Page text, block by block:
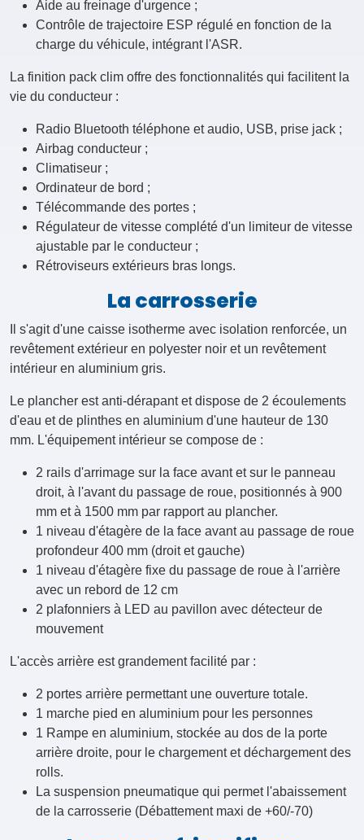
Contrôle de trajectoire ESP régulé en fonction de la
charge du véhicule, intégrant l'ASR.
La finition pack clim offre des fonctionnalités qui facilitent la
vie du conducteur :
Airbag conducteur ;
Climatiseur ;
Ordinateur de bord ;
Télécommande des portes ;
Régulateur de vitesse complété d'un limiteur de vitesse
ajustable par le conducteur ;
Rétroviseurs extérieurs bras longs.
La carrosserie
Il s'agit d'une caisse isotherme avec isolation renforcée, un
revêtement extérieur en polyester noir et un revêtement
intérieur en aluminium gris.
Le plancher est anti-dérapant et dispose de 2 écoulements
d'eau et de plinthes en aluminium d'une hauteur de 130
mm. L'équipement intérieur se compose de :
2 rails d'arrimage sur la face avant et sur le panneau
droit, à l'avant du passage de roue, positionnés à 900
mm et à 1500 mm par rapport au plancher.
1 niveau d'étagère de la face avant au passage de roue
profondeur 400 mm (droit et gauche)
1 niveau d'étagère fixe du passage de roue à l'arrière
avec un rebord de 12 cm
2 plafonniers à LED au pavillon avec détecteur de
mouvement
2 portes arrière permettant une ouverture totale.
1 marche pied en aluminium pour les personnes
1 Rampe en aluminium, stockée au dos de la porte
arrière droite, pour le chargement et déchargement des
rolls.
La suspension pneumatique qui permet l'abaissement
de la carrosserie (Débattement maxi de +60/-70)
Le groupe frigorifique